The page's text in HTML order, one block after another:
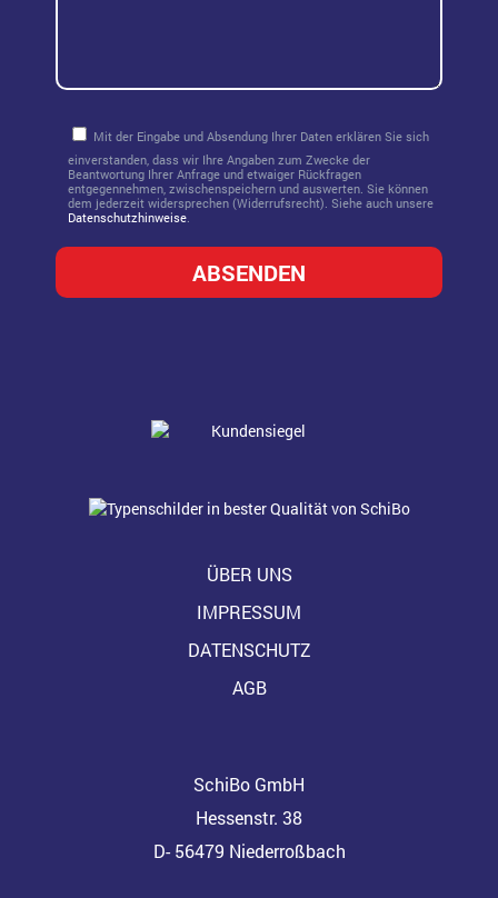
ÜBER UNS
IMPRESSUM
DATENSCHUTZ
AGB
SchiBo GmbH
Hessenstr. 38
D- 56479 Niederroßbach
Mit der Eingabe und Absendung Ihrer Daten erklären Sie sich
einverstanden, dass wir Ihre Angaben zum Zwecke der
Beantwortung Ihrer Anfrage und etwaiger Rückfragen
entgegennehmen, zwischenspeichern und auswerten. Sie können
dem jederzeit widersprechen (Widerrufsrecht). Siehe auch unsere
Datenschutzhinweise.